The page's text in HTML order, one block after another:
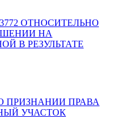
3772 ОТНОСИТЕЛЬНО
НА
В РЕЗУЛЬТАТЕ
О ПРИЗНАНИИ ПРАВА
УЧАСТОК